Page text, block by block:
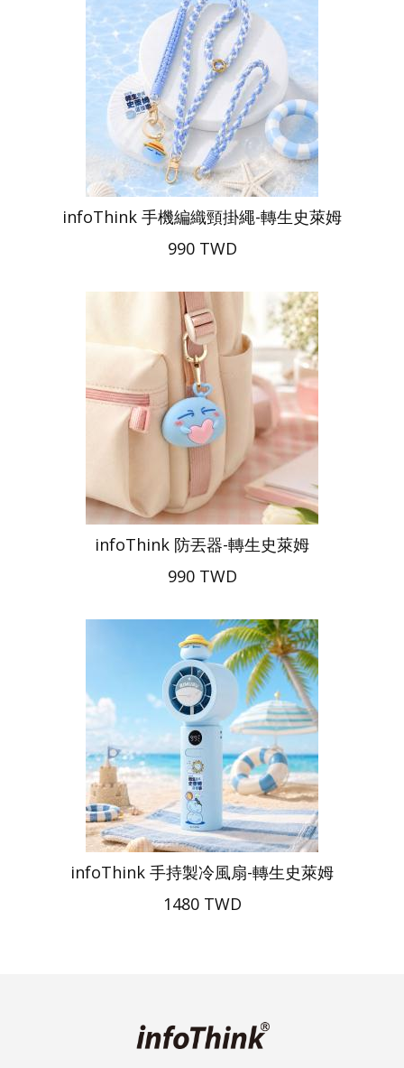
infoThink 手機編織頸掛繩-轉生史萊姆
990 TWD
infoThink 防丟器-轉生史萊姆
990 TWD
infoThink 手持製冷風扇-轉生史萊姆
1480 TWD